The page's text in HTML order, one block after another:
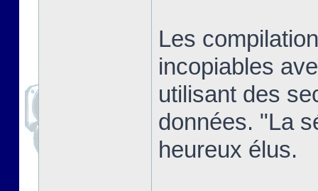
Les
incopiables
utilisant des
données. "La
heureux élus.